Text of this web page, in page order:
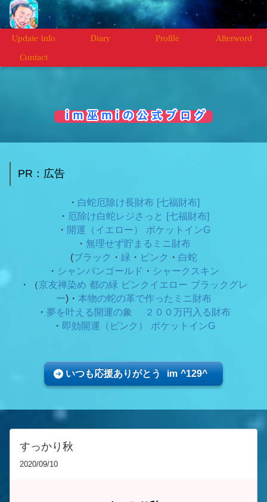
Update info Diary Profile Afterword
Contact
i m 巫 m i の 公 式 ブ ロ グ
PR：広告
・ 白蛇厄除け長財布 [七福財布]
・ 厄除け白蛇レジさっと [七福財布]
・ 開運（イエロー） ポケットインG
・ 無理せず貯まるミニ財布
(ブラック ・ 緑 ・ ピンク ・ 白蛇
・ シャンパンゴールド ・ シャークスキン
・（京友禅染め 都の緑 ピンクイエロー ブラックグレ
ー)・ 本物の蛇の革で作ったミニ財布
・ 夢を叶える開運の象 ２００万円入る財布
・ 即効開運（ピンク） ポケットインG
いつも応援ありがとう im ^129^
すっかり秋
2020/09/10